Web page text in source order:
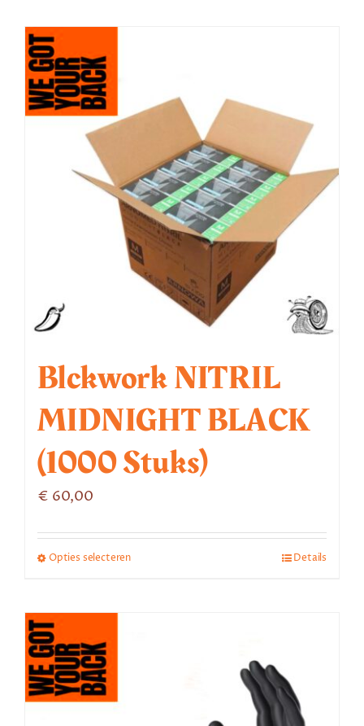
Blckwork NITRIL
MIDNIGHT BLACK
(1000 Stuks)
€ 60,00
Opties selecterenDit
Details